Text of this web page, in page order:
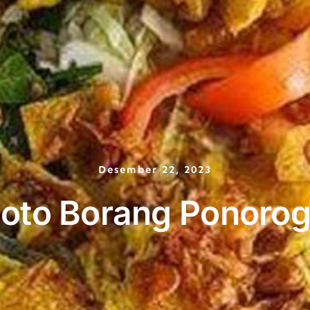
Desember 22, 2023
Borang